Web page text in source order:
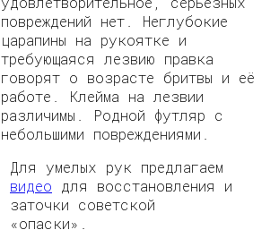
повреждений нет. Неглубокие
царапины на рукоятке и
требующаяся лезвию правка
говорят о возрасте бритвы и её
работе. Клейма на лезвии
различимы. Родной футляр с
небольшими повреждениями.
Для умелых рук предлагаем
видео для восстановления и
заточки советской
«опаски».